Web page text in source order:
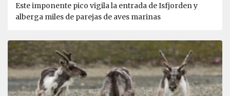
Este imponente pico vigila la entrada de Isfjorden y
alberga miles de parejas de aves marinas